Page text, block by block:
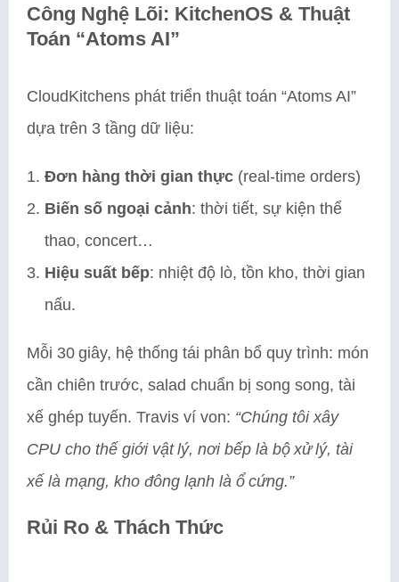
Công Nghệ Lõi: KitchenOS & Thuật
Toán “Atoms AI”
CloudKitchens phát triển thuật toán “Atoms AI”
dựa trên 3 tầng dữ liệu:
Đơn hàng thời gian thực (real‑time orders)
Biến số ngoại cảnh: thời tiết, sự kiện thể
thao, concert…
Hiệu suất bếp: nhiệt độ lò, tồn kho, thời gian
nấu.
Mỗi 30 giây, hệ thống tái phân bổ quy trình: món
cần chiên trước, salad chuẩn bị song song, tài
xế ghép tuyến. Travis ví von: “Chúng tôi xây
CPU cho thế giới vật lý, nơi bếp là bộ xử lý, tài
xế là mạng, kho đông lạnh là ổ cứng.”
Rủi Ro & Thách Thức